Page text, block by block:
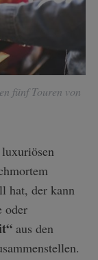
fünf Touren von
hat, der kann
oder
aus den